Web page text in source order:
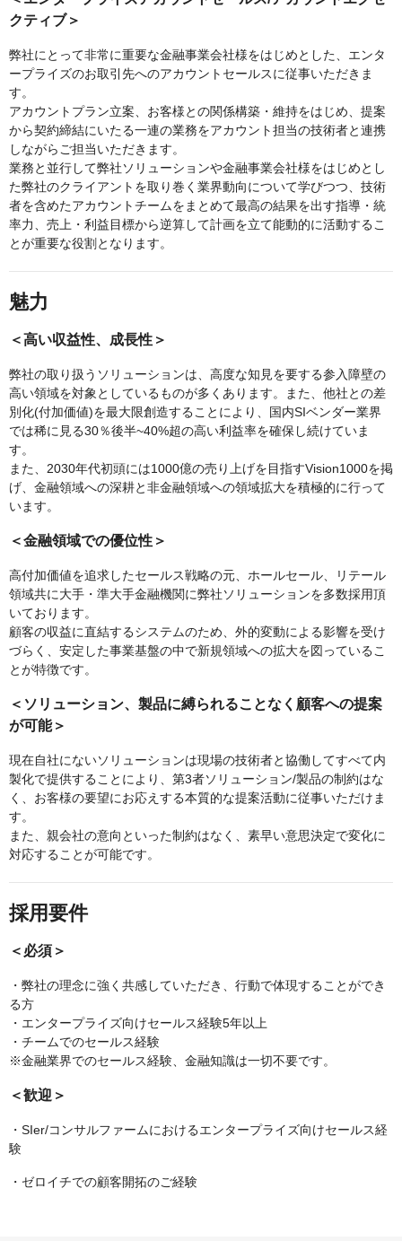
クティブ＞
弊社にとって非常に重要な金融事業会社様をはじめとした、エンタ
ープライズのお取引先へのアカウントセールスに従事いただきま
す。
アカウントプラン立案、お客様との関係構築・維持をはじめ、提案
から契約締結にいたる一連の業務をアカウント担当の技術者と連携
しながらご担当いただきます。
業務と並行して弊社ソリューションや金融事業会社様をはじめとし
た弊社のクライアントを取り巻く業界動向について学びつつ、技術
者を含めたアカウントチームをまとめて最高の結果を出す指導・統
率力、売上・利益目標から逆算して計画を立て能動的に活動するこ
とが重要な役割となります。
魅力
＜高い収益性、成長性＞
弊社の取り扱うソリューションは、高度な知見を要する参入障壁の
高い領域を対象としているものが多くあります。また、他社との差
別化(付加価値)を最大限創造することにより、国内SIベンダー業界
では稀に見る30％後半~40%超の高い利益率を確保し続けていま
す。
また、2030年代初頭には1000億の売り上げを目指すVision1000を掲
げ、金融領域への深耕と非金融領域への領域拡大を積極的に行って
います。
＜金融領域での優位性＞
高付加価値を追求したセールス戦略の元、ホールセール、リテール
領域共に大手・準大手金融機関に弊社ソリューションを多数採用頂
いております。
顧客の収益に直結するシステムのため、外的変動による影響を受け
づらく、安定した事業基盤の中で新規領域への拡大を図っているこ
とが特徴です。
＜ソリューション、製品に縛られることなく顧客への提案
が可能＞
現在自社にないソリューションは現場の技術者と協働してすべて内
製化で提供することにより、第3者ソリューション/製品の制約はな
く、お客様の要望にお応えする本質的な提案活動に従事いただけま
す。
また、親会社の意向といった制約はなく、素早い意思決定で変化に
対応することが可能です。
採用要件
＜必須＞
・弊社の理念に強く共感していただき、行動で体現することができ
る方
・エンタープライズ向けセールス経験5年以上
・チームでのセールス経験
※金融業界でのセールス経験、金融知識は一切不要です。
＜歓迎＞
・SIer/コンサルファームにおけるエンタープライズ向けセールス経
験
・ゼロイチでの顧客開拓のご経験